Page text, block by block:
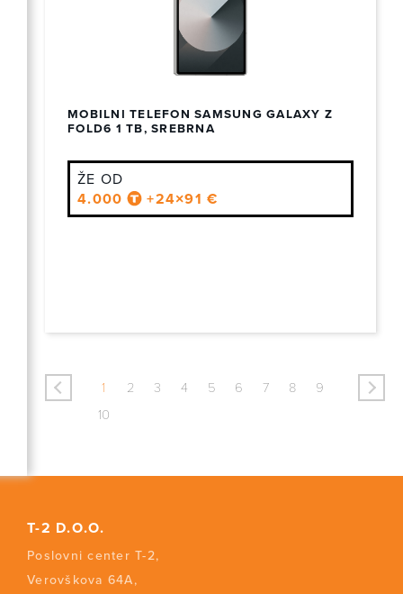
MOBILNI TELEFON SAMSUNG GALAXY Z
FOLD6 1 TB, SREBRNA
ŽE OD
4.000
+24×91 €
< 1 2 3 4 5 6 7 8
9
10
>
T-2 D.O.O.
Poslovni center T-2,
Verovškova 64A,